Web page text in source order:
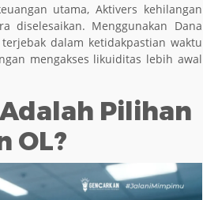
utama, Aktivers kehilangan
diselesaikan. Menggunakan Dana
dalam ketidakpastian waktu
mengakses likuiditas lebih awal
Pilihan
OL?